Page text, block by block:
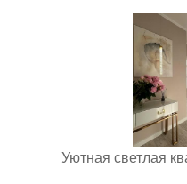
Уютная светлая